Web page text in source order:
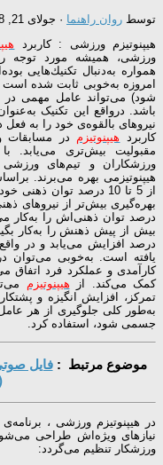
توسط روان راهنما · جولای 21, 2018
هیپنوتیزم ورزشی : کاربرد
ورزشی، همیشه مورد توجه
همواره به‌دنبال تكنیك‌هایی
امروزه به‌خوبی ثابت شده است
شود) می‌تواند عامل مهمی در
باشد. درواقع این تکنیک
نیروهای بالقوه‌ی خود را به فعل
کاربرد هیپنوتیزم در مسابقات
مقبولیت بیش‌تری می‌یابد.
ورزشکاران و تیم‌های ورزشی
هیپنوتیزمی بهره می‌برند.
از 5 تا 10 درصد توان
درصد توان ذهنی‌اش را به‌کار
یافته است. به‌خوبی می‌توان
کارآمدی و عملکرد فرد اتفاق
کمک می‌کند. از هیپنوتیزم
تمركز، افزایش انگیزه و
به‌طور کلی جلوگیری از هر
جسمی شود، استفاده کرد.
موضوع مرتبط :فایل
در هیپنوتیزم ورزشی ،
نیازهای ویژه‌اش طراحی
ورزشكار تنظیم می‌گردد: